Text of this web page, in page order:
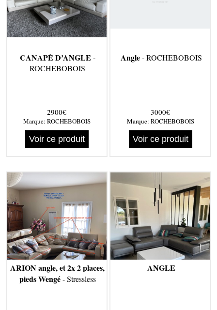
CANAPÉ D’ANGLE -
ROCHEBOBOIS
2900€
Marque: ROCHEBOBOIS
Voir ce produit
Angle- ROCHEBOBOIS
3000€
Marque: ROCHEBOBOIS
Voir ce produit
ARION angle, et 2x 2 places,
pieds Wengé- Stressless
ANGLE